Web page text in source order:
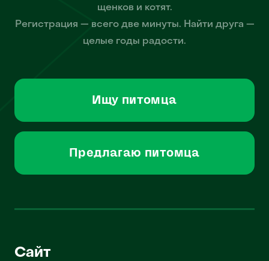
щенков и котят.
Регистрация — всего две минуты. Найти друга —
целые годы радости.
Ищу питомца
Предлагаю питомца
Сайт